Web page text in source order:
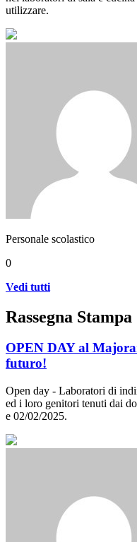
utilizzare.
Personale scolastico
0
Vedi tutti
Rassegna Stampa
OPEN DAY al
futuro!
Open day - Laboratori di
ed i loro genitori tenuti dai
e 02/02/2025.